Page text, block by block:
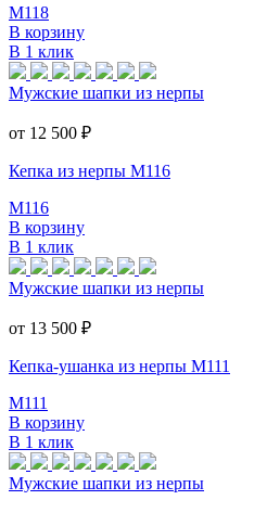
M118
В корзину
В 1 клик
Мужские шапки из нерпы
от 12 500 ₽
Кепка из нерпы M116
M116
В корзину
В 1 клик
Мужские шапки из нерпы
от 13 500 ₽
Кепка-ушанка из нерпы M111
M111
В корзину
В 1 клик
Мужские шапки из нерпы